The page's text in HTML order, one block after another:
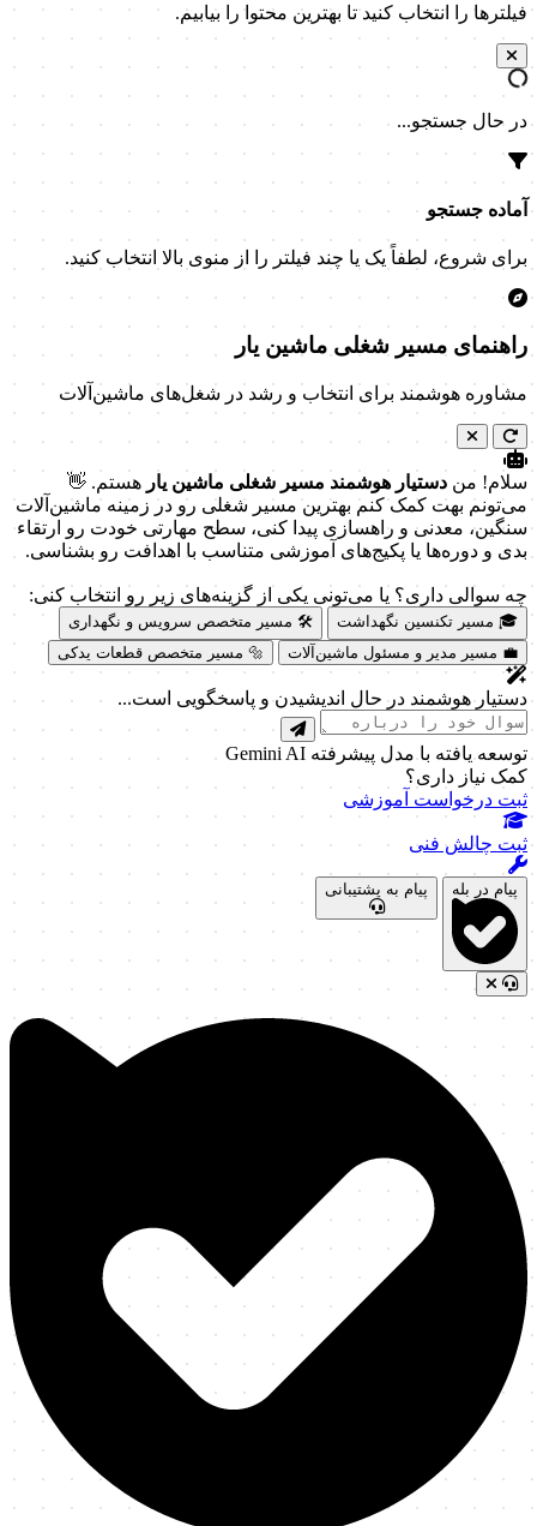
فیلترها را انتخاب کنید تا بهترین محتوا را بیابیم.
در حال جستجو...
آماده جستجو
برای شروع، لطفاً یک یا چند فیلتر را از منوی بالا انتخاب کنید.
راهنمای مسیر شغلی ماشین یار
مشاوره هوشمند برای انتخاب و رشد در شغل‌های ماشین‌آلات
سلام! من دستیار هوشمند مسیر شغلی ماشین یار هستم. 👋
می‌تونم بهت کمک کنم بهترین مسیر شغلی رو در زمینه ماشین‌آلات
سنگین، معدنی و راهسازی پیدا کنی، سطح مهارتی خودت رو ارتقاء
بدی و دوره‌ها یا پکیج‌های آموزشی متناسب با اهدافت رو بشناسی.
چه سوالی داری؟ یا می‌تونی یکی از گزینه‌های زیر رو انتخاب کنی:
🎓 مسیر تکنسین نگهداشت
🛠️ مسیر متخصص سرویس و نگهداری
💼 مسیر مدیر و مسئول ماشین‌آلات
🔩 مسیر متخصص قطعات یدکی
دستیار هوشمند در حال اندیشیدن و پاسخگویی است...
توسعه یافته با مدل پیشرفته Gemini AI
کمک نیاز داری؟
ثبت درخواست آموزشی
ثبت چالش فنی
پیام در بله پیام به پشتیبانی